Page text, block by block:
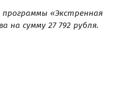
«Экстренная
на сумму 27 792 рубля.